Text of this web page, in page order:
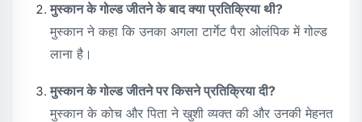
मुस्कान के गोल्ड जीतने के बाद क्या प्रतिक्रिया थी?
मुस्कान ने कहा कि उनका अगला टार्गेट पैरा ओलंपिक में गोल्ड
लाना है।
मुस्कान के गोल्ड जीतने पर किसने प्रतिक्रिया दी?
मुस्कान के कोच और पिता ने खुशी व्यक्त की और उनकी मेहनत